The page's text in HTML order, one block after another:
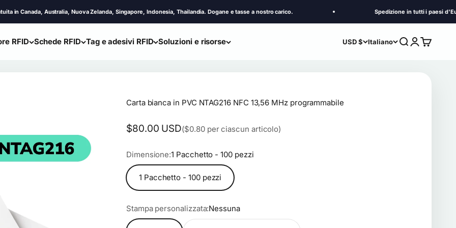
Australia, Nuova Zelanda, Singapore, Indonesia, Thailandia. Dogane e tasse a nostro carico. Spedizione in tutti i paesi d'Europa.
RFID Schede RFID Tag e adesivi RFID Soluzioni e risorse USD $ Italiano CercaAccediCarrello
Carta bianca in PVC NTAG216 NFC 13,56 MHz programmabile
Prezzo scontato
$80.00 USD($0.80 per ciascun articolo)
Dimensione:1 Pacchetto - 100 pezzi
1 Pacchetto - 100 pezzi
Stampa personalizzata:Nessuna